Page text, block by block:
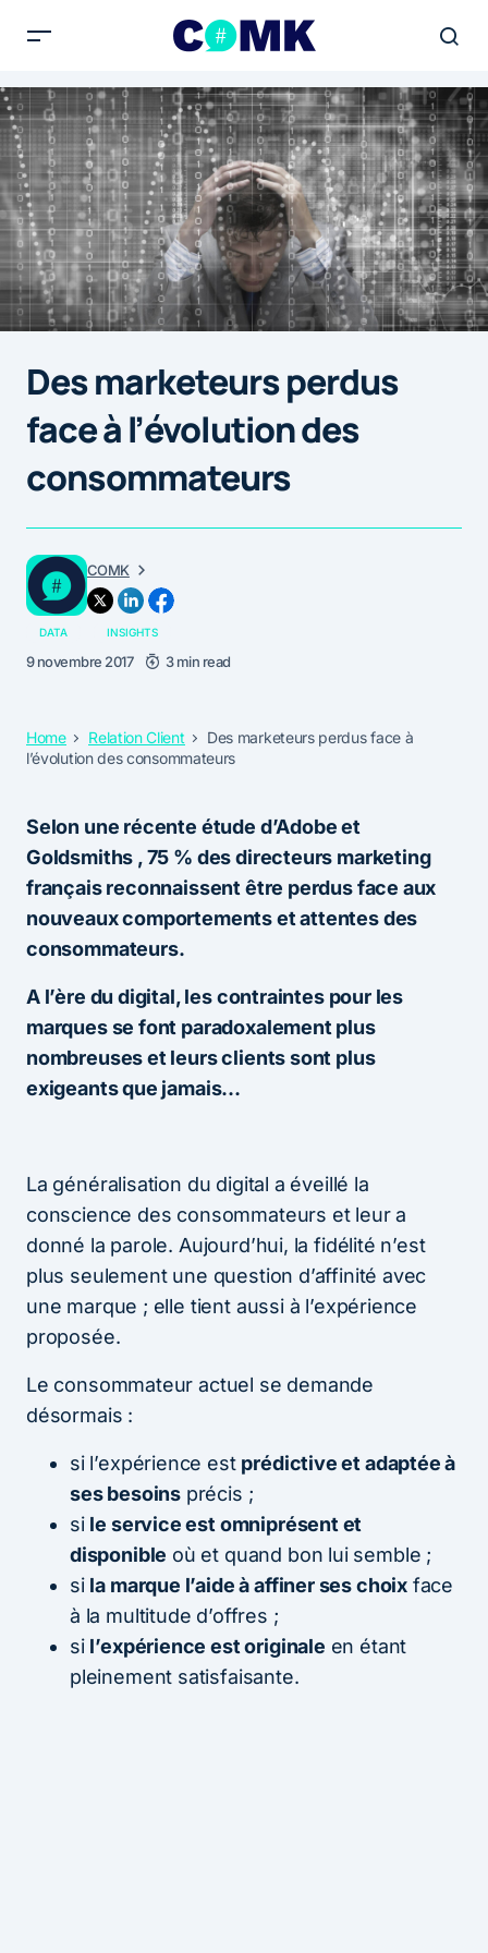
Des marketeurs perdus
face à l’évolution des
consommateurs
COMK
DATA INSIGHTS
9 novembre 2017 3 min read
Home Relation Client
Des marketeurs perdus face à
l’évolution des consommateurs
Selon une récente étude d’Adobe et
Goldsmiths , 75 % des directeurs marketing
français reconnaissent être perdus face aux
nouveaux comportements et attentes des
consommateurs.
A l’ère du digital, les contraintes pour les
marques se font paradoxalement plus
nombreuses et leurs clients sont plus
exigeants que jamais…
La généralisation du digital a éveillé la
conscience des consommateurs et leur a
donné la parole. Aujourd’hui, la fidélité n’est
plus seulement une question d’affinité avec
une marque ; elle tient aussi à l’expérience
proposée.
Le consommateur actuel se demande
désormais :
si l’expérience est prédictive et adaptée à
ses besoins précis ;
si le service est omniprésent et
disponible où et quand bon lui semble ;
si la marque l’aide à affiner ses choix face
à la multitude d’offres ;
si l’expérience est originale en étant
pleinement satisfaisante.